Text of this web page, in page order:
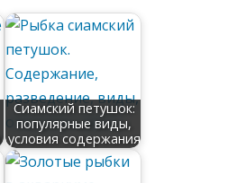
Сиамский петушок:
популярные виды,
условия содержания